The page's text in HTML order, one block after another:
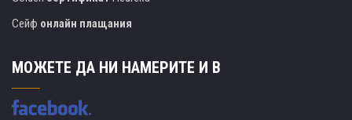
Сейф онлайн плащания
МОЖЕТЕ ДА НИ НАМЕРИТЕ И В